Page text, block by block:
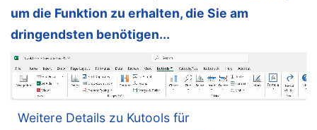
um die Funktion zu erhalten, die Sie am
dringendsten benötigen...
Weitere Details zu Kutools für